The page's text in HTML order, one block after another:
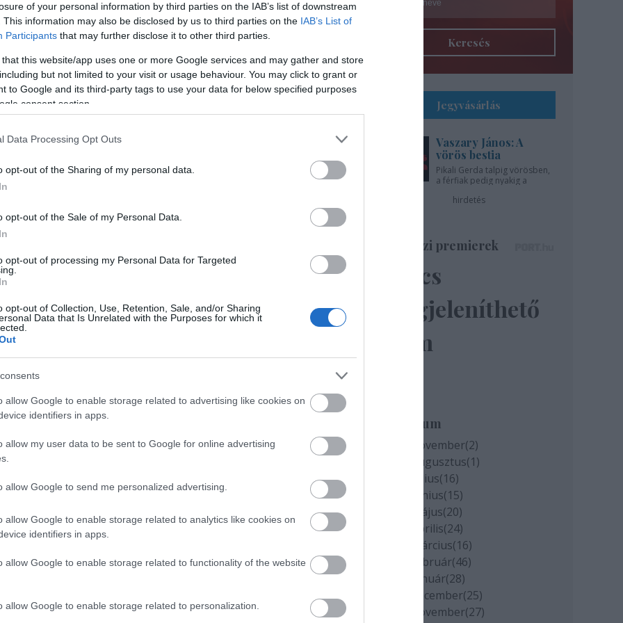
of your personal information by third parties on the IAB’s list of downstream
This information may also be disclosed by us to third parties on the IAB’s List of
Participants that may further disclose it to other third parties.
that this website/app uses one or more Google services and may gather and store
but not limited to your visit or usage behaviour. You may click to grant or
to Google and its third-party tags to use your data for below specified purposes
consent section.
Data Processing Opt Outs
opt-out of the Sharing of my personal data.
opt-out of the Sale of my Personal Data.
opt-out of processing my Personal Data for Targeted
opt-out of Collection, Use, Retention, Sale, and/or Sharing
Data that Is Unrelated with the Purposes for which it
allow Google to enable storage related to advertising like cookies on
identifiers in apps.
allow my user data to be sent to Google for online advertising
allow Google to send me personalized advertising.
allow Google to enable storage related to analytics like cookies on
identifiers in apps.
allow Google to enable storage related to functionality of the website
allow Google to enable storage related to personalization.
Sodró Eliza: "Színészként a katarzist nem
tudjuk garantálni"
„Ilyen rendkívüli és teljesen egyedi helyzettel
még nem kellett szembenéznünk.”
terjedését megakadályozó és érthető kormányzati
Őze Áron: „a színház élő műfaj, amelynek varázsa
A Bartók Kamaraszínház és Művészetek Háza
Magyarországon elsőként előleget fizet jövedelem
bevezetett korlátozások időszaka alatt.
Kovács András Péter: „Mindig átéreztem a
humoristák társadalmi felelősségvállalásának
leghatásosabban szólította meg az embereket a
András Péter karantén slágerével, amely pillanatok
Keresés
Jegyvásárlás
Vaszary János: A
vörös bestia
Pikali Gerda talpig vörösben,
a férfiak pedig nyakig a
hirdetés
Színházi premierek
Nincs
megjeleníthető
elem
Archívum
2020 november(2)
2020 augusztus(1)
2020 július(16)
2020 június(15)
2020 május(20)
2020 április(24)
2020 március(16)
2020 február(46)
2020 január(28)
2019 december(25)
2019 november(27)